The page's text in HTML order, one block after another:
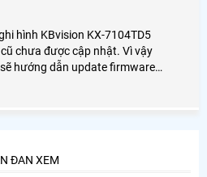
hình KBvision KX-7104TD5
được cập nhật. Vì vậy
hướng dẫn update firmware
ĐAN XEM